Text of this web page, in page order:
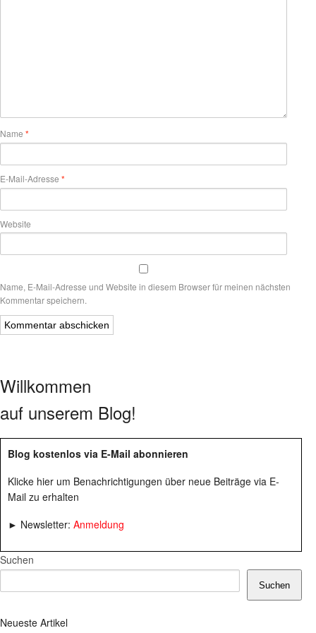
Name *
E-Mail-Adresse *
Website
Name, E-Mail-Adresse und Website in diesem Browser für meinen nächsten
Kommentar speichern.
Willkommen
auf unserem Blog!
Blog kostenlos via E-Mail abonnieren
Klicke hier um Benachrichtigungen über neue Beiträge via E-
Mail zu erhalten
► Newsletter: Anmeldung
Suchen
Suchen
Neueste Artikel